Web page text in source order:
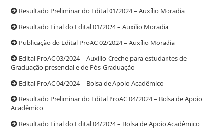
Resultado Preliminar do Edital 01/2024 – Auxílio Moradia
Resultado Final do Edital 01/2024 – Auxílio Moradia
Publicação do Edital ProAC 02/2024 – Auxílio Moradia
Edital ProAC 03/2024 – Auxílio-Creche para estudantes de
Graduação presencial e de Pós-Graduação
Edital ProAC 04/2024 – Bolsa de Apoio Acadêmico
Resultado Preliminar do Edital ProAC 04/2024 – Bolsa de Apoio
Acadêmico
Resultado Final do Edital 04/2024 – Bolsa de Apoio Acadêmico